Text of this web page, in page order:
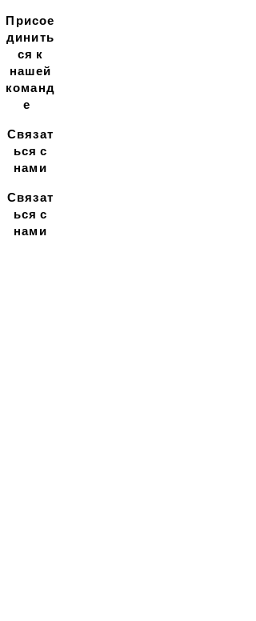
Присое
динить
ся к
нашей
команд
е
Связат
ься с
нами
Связат
ься с
нами